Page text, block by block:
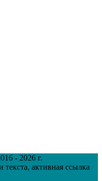
- 2026 г.
активная ссылка